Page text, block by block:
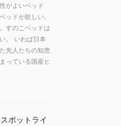
がよいベッド
ッドが欲しい。
すのこベッドは
。 いわば日本
先人たちの知恵
っている国産ヒ
ポットライ